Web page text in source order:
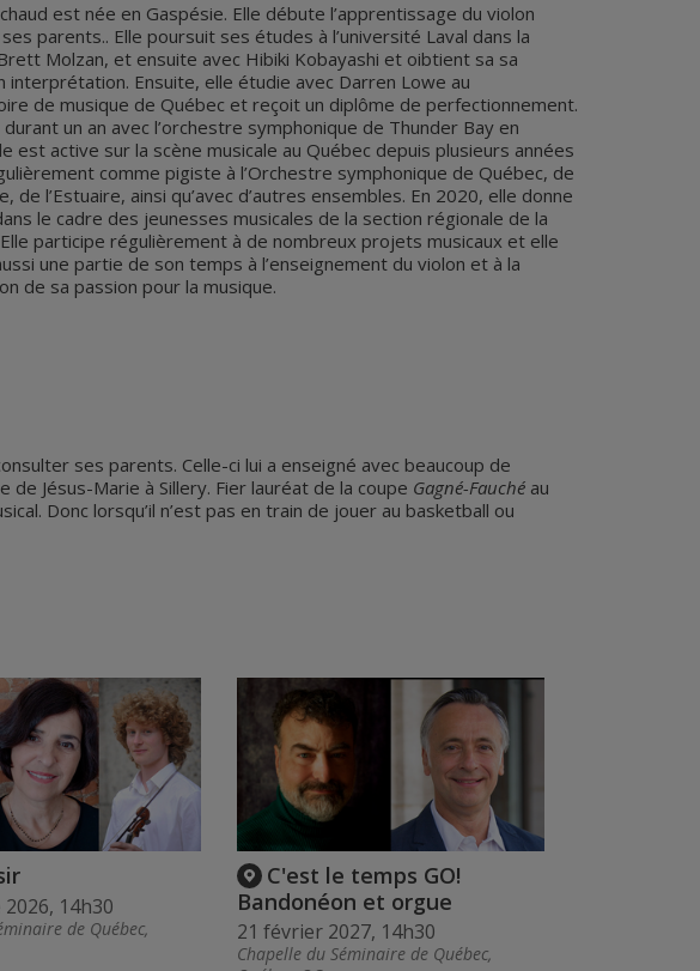
est née en Gaspésie. Elle débute l’apprentissage du violon
parents.. Elle poursuit ses études à l’université Laval dans la
Molzan, et ensuite avec Hibiki Kobayashi et oibtient sa sa
interprétation. Ensuite, elle étudie avec Darren Lowe au
de musique de Québec et reçoit un diplôme de perfectionnement.
durant un an avec l’orchestre symphonique de Thunder Bay en
est active sur la scène musicale au Québec depuis plusieurs années
comme pigiste à l’Orchestre symphonique de Québec, de
de l’Estuaire, ainsi qu’avec d’autres ensembles. En 2020, elle donne
le cadre des jeunesses musicales de la section régionale de la
participe régulièrement à de nombreux projets musicaux et elle
une partie de son temps à l’enseignement du violon et à la
de sa passion pour la musique.
ses parents. Celle-ci lui a enseigné avec beaucoup de
Jésus-Marie à Sillery. Fier lauréat de la coupe Gagné-Fauché au
Donc lorsqu’il n’est pas en train de jouer au basketball ou
14h30
de Québec,
C'est le temps GO!
Bandonéon et orgue
21 février 2027, 14h30
Chapelle du Séminaire de Québec,